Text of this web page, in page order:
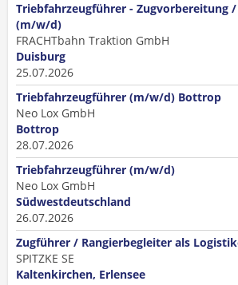
Triebfahrzeugführer - Zugvorbereitung
(m/w/d)
FRACHTbahn Traktion GmbH
Duisburg
25.07.2026
Triebfahrzeugführer (m/w/d) Bottrop
Neo Lox GmbH
Bottrop
28.07.2026
Triebfahrzeugführer (m/w/d)
Neo Lox GmbH
Südwestdeutschland
26.07.2026
Zugführer / Rangierbegleiter als
SPITZKE SE
Kaltenkirchen, Erlensee